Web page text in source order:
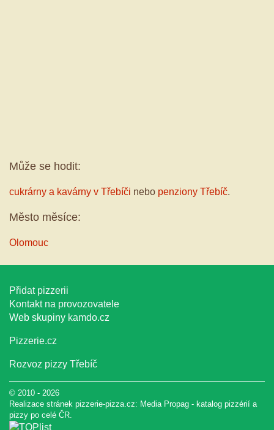
Může se hodit:
cukrárny a kavárny v Třebíči nebo penziony Třebíč.
Město měsíce:
Olomouc
Přidat pizzerii
Kontakt na provozovatele
Web skupiny kamdo.cz
Pizzerie.cz
Rozvoz pizzy Třebíč
© 2010 - 2026
Realizace stránek pizzerie-pizza.cz: Media Propag - katalog pizzérií a
pizzy po celé ČR.